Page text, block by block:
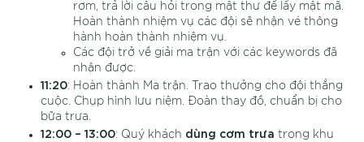
rơm, trả lời câu hỏi trong mật thư để lấy mật mã.
Hoàn thành nhiệm vụ các đội sẽ nhận vé thông
hành hoàn thành nhiệm vụ.
Các đội trở về giải ma trận với các keywords đã
nhận được.
11:20: Hoàn thành Ma trận. Trao thưởng cho đội thắng
cuộc. Chụp hình lưu niệm. Đoàn thay đồ, chuẩn bị cho
bữa trưa.
12:00 – 13:00: Quý khách dùng cơm trưa trong khu